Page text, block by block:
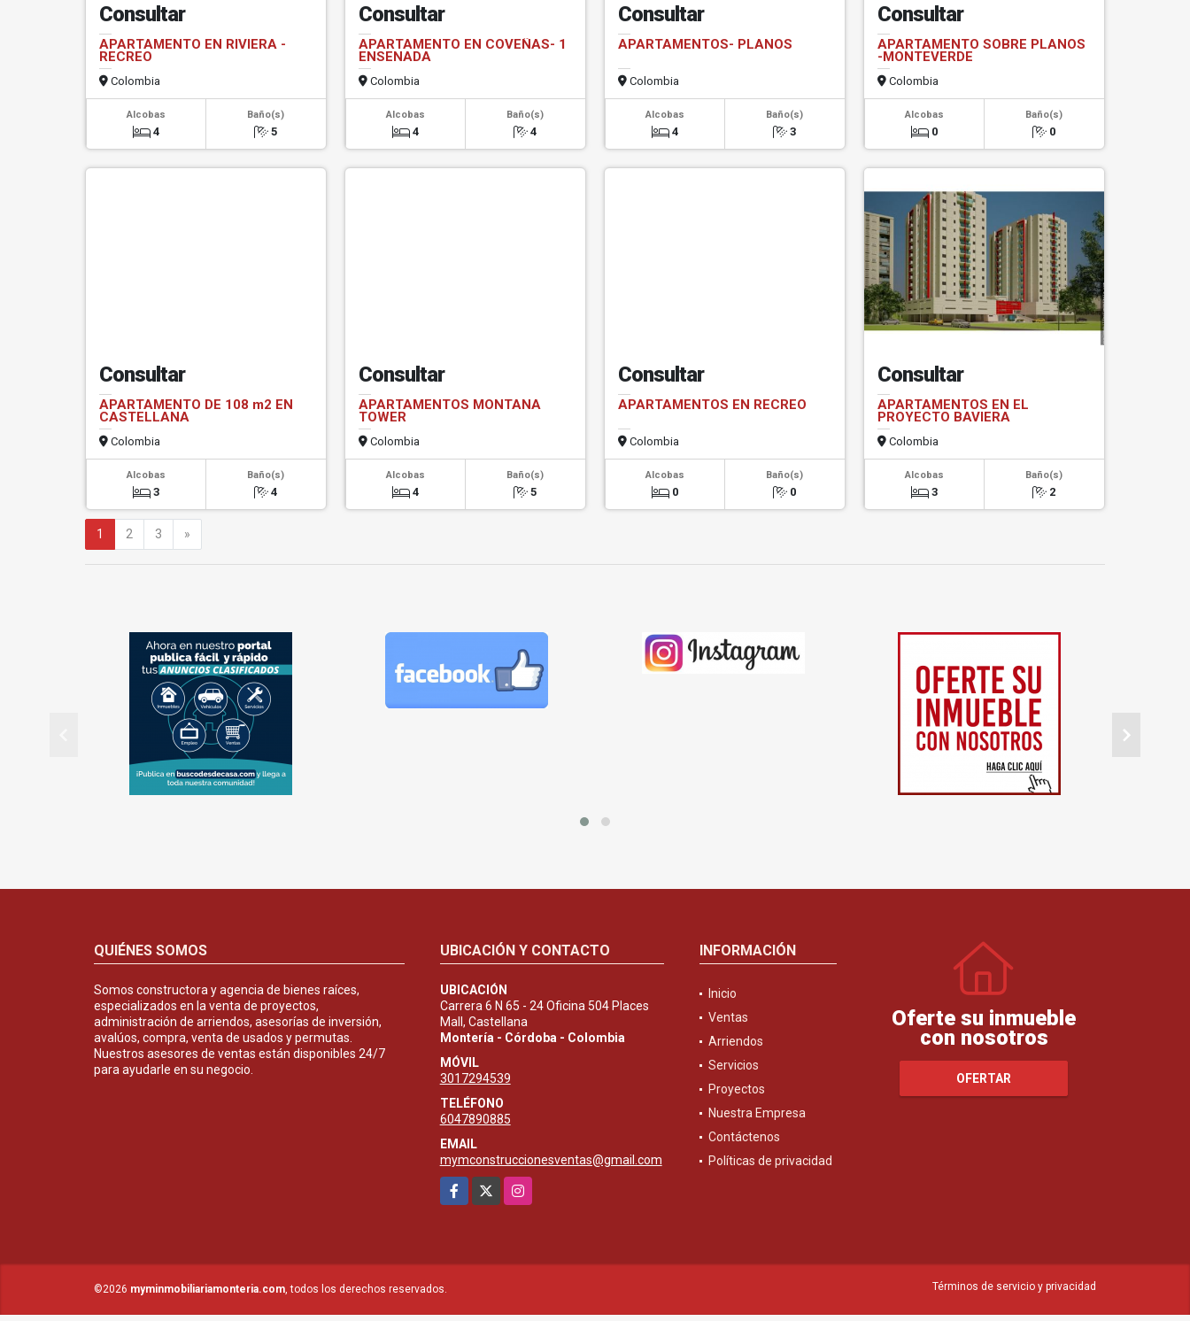
Consultar
APARTAMENTO EN RIVIERA -
RECREO
Colombia
Alcobas
4
Baño(s)
5
Consultar
APARTAMENTO EN COVEÑAS- 1
ENSENADA
Colombia
Alcobas
4
Baño(s)
4
Consultar
APARTAMENTOS- PLANOS
Colombia
Alcobas
4
Baño(s)
3
Consultar
APARTAMENTO SOBRE PLANOS
-MONTEVERDE
Colombia
Alcobas
0
Baño(s)
0
Consultar
APARTAMENTO DE 108 m2 EN
CASTELLANA
Colombia
Alcobas
3
Baño(s)
4
Consultar
APARTAMENTOS MONTANA
TOWER
Colombia
Alcobas
4
Baño(s)
5
Consultar
APARTAMENTOS EN RECREO
Colombia
Alcobas
0
Baño(s)
0
Consultar
APARTAMENTOS EN EL
PROYECTO BAVIERA
Colombia
Alcobas
3
Baño(s)
2
1 2 3 »
QUIÉNES SOMOS
Somos constructora y agencia de bienes raíces,
especializados en la venta de proyectos,
administración de arriendos, asesorías de inversión,
avalúos, compra, venta de usados y permutas.
Nuestros asesores de ventas están disponibles 24/7
para ayudarle en su negocio.
UBICACIÓN Y CONTACTO
UBICACIÓN
Carrera 6 N 65 - 24 Oficina 504 Places
Mall, Castellana
Montería - Córdoba - Colombia
MÓVIL
3017294539
TELÉFONO
6047890885
EMAIL
mymconstruccionesventas@gmail.com
Facebook
Instagram
INFORMACIÓN
Inicio
Ventas
Arriendos
Servicios
Proyectos
Nuestra Empresa
Contáctenos
Políticas de privacidad
Oferte su inmueble
con nosotros
OFERTAR
©2026 myminmobiliariamonteria.com, todos los derechos reservados. Términos de servicio y privacidad